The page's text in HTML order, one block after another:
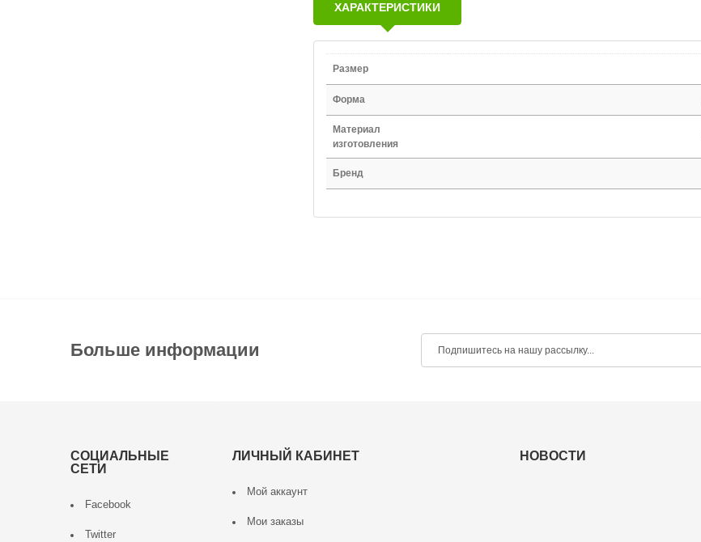
ХАРАКТЕРИСТИКИ
Размер
Форма
Материал
изготовления
Бренд
Больше информации
СОЦИАЛЬНЫЕ
СЕТИ
Facebook
Twitter
ЛИЧНЫЙ КАБИНЕТ
Мой аккаунт
Мои заказы
НОВОСТИ